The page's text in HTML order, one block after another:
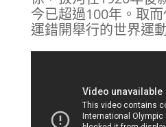
今已超過100年。取
運錯開舉行的世界運